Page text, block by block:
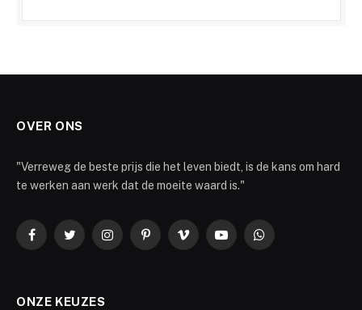
OVER ONS
"Verreweg de beste prijs die het leven biedt, is de kans om hard
te werken aan werk dat de moeite waard is."
FacebookTwitterInstagramPinterestVimeo YouTubeWhatsApp
ONZE KEUZES